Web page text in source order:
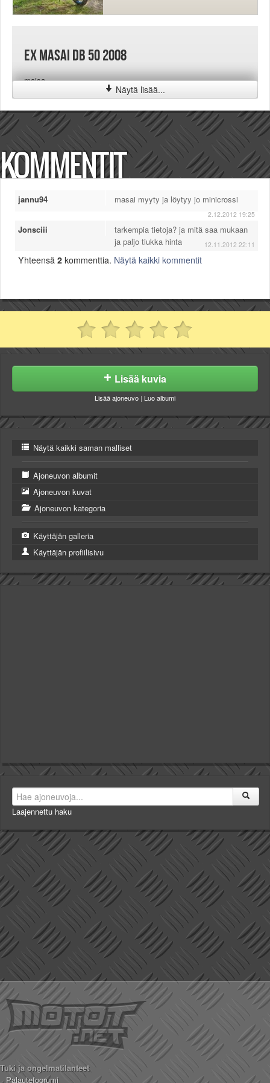
Näytä lisää...
EX masai db 50 2008
maisa
KOMMENTIT
jannu94 masai myyty ja löytyy jo minicrossi
2.12.2012 19:25
Jonsciii
tarkempia tietoja? ja mitä saa mukaan
ja paljo tiukka hinta
12.11.2012 22:11
Yhteensä 2 kommenttia. Näytä kaikki kommentit
Lisää kuvia
Lisää ajoneuvo | Luo albumi
Näytä kaikki saman malliset
Ajoneuvon albumit
Ajoneuvon kuvat
Ajoneuvon kategoria
Käyttäjän galleria
Käyttäjän profiilisivu
Laajennettu haku
Tuki ja ongelmatilanteet
Palautefoorumi